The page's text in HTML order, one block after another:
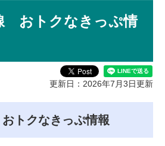
おトクなきっぷ情
更新日：2026年7月3日更新
トクなきっぷ情報